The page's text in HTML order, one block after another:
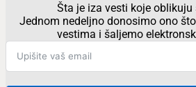
Šta je iza vesti koje oblikuju
Jednom nedeljno donosimo ono
vestima i šaljemo